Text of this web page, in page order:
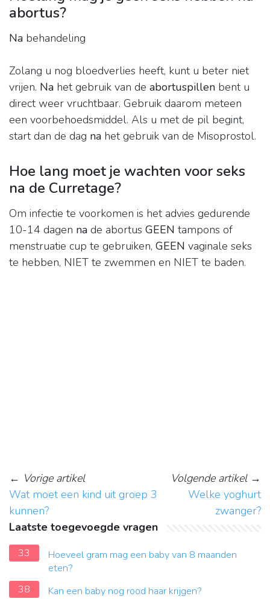
abortus?
Na behandeling
Zolang u nog bloedverlies heeft, kunt u beter niet
vrijen. Na het gebruik van de abortuspillen bent u
direct weer vruchtbaar. Gebruik daarom meteen
een voorbehoedsmiddel. Als u met de pil begint,
start dan de dag na het gebruik van de Misoprostol.
Hoe lang moet je wachten voor seks
na de Curretage?
Om infectie te voorkomen is het advies gedurende
10-14 dagen na de abortus GEEN tampons of
menstruatie cup te gebruiken, GEEN vaginale seks
te hebben, NIET te zwemmen en NIET te baden.
← Vorige artikel
Wat moet een kind uit groep 3
kunnen?
Volgende artikel→
Welke yoghurt
zwanger?
Laatste toegevoegde vragen
33
Hoeveel gram mag een baby van 8 maanden
eten?
38
Kan een baby nog rood haar krijgen?